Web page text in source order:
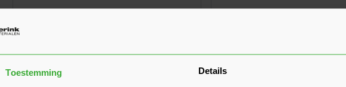
Toestemming Details